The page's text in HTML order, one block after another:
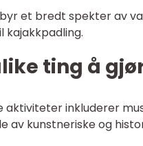
et bredt spekter av
kajakkpadling.
ting å
aktiviteter inkluderer
av kunstneriske og